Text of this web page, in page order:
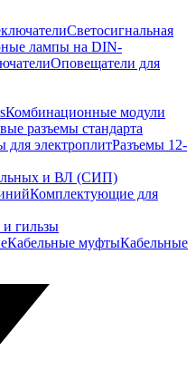
Светосигнальная
лампы на DIN-
Оповещатели для
Комбинационные модули
разъемы стандарта
для электроплитРазъемы 12-
и ВЛ (СИП)
Комплектующие для
гильзы
Кабельные муфтыКабельные